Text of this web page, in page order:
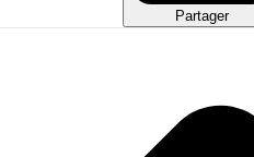
Partager